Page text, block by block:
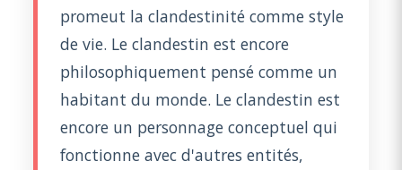
promeut la clandestinité comme style
de vie. Le clandestin est encore
philosophiquement pensé comme un
habitant du monde. Le clandestin est
encore un personnage conceptuel qui
fonctionne avec d'autres entités,